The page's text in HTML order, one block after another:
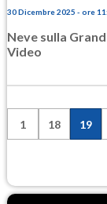
30 Dicembre 2025 - ore
Neve sulla
Video
1 18 19